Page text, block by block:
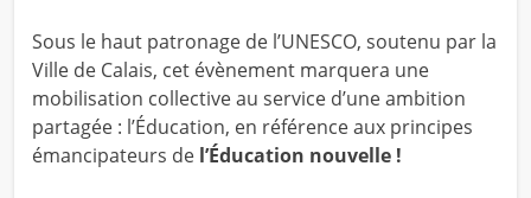
Sous le haut patronage de l’UNESCO, soutenu par la
Ville de Calais, cet évènement marquera une
mobilisation collective au service d’une ambition
partagée : l’Éducation, en référence aux principes
émancipateurs de l’Éducation nouvelle !